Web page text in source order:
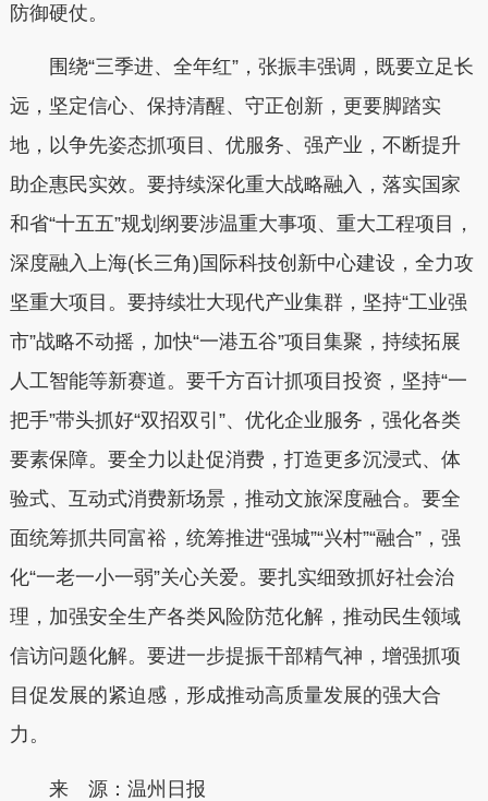
防御硬仗。
围绕“三季进、全年红”，张振丰强调，既要立足长
远，坚定信心、保持清醒、守正创新，更要脚踏实
地，以争先姿态抓项目、优服务、强产业，不断提升
助企惠民实效。要持续深化重大战略融入，落实国家
和省“十五五”规划纲要涉温重大事项、重大工程项目，
深度融入上海(长三角)国际科技创新中心建设，全力攻
坚重大项目。要持续壮大现代产业集群，坚持“工业强
市”战略不动摇，加快“一港五谷”项目集聚，持续拓展
人工智能等新赛道。要千方百计抓项目投资，坚持“一
把手”带头抓好“双招双引”、优化企业服务，强化各类
要素保障。要全力以赴促消费，打造更多沉浸式、体
验式、互动式消费新场景，推动文旅深度融合。要全
面统筹抓共同富裕，统筹推进“强城”“兴村”“融合”，强
化“一老一小一弱”关心关爱。要扎实细致抓好社会治
理，加强安全生产各类风险防范化解，推动民生领域
信访问题化解。要进一步提振干部精气神，增强抓项
目促发展的紧迫感，形成推动高质量发展的强大合
力。
来 源：温州日报